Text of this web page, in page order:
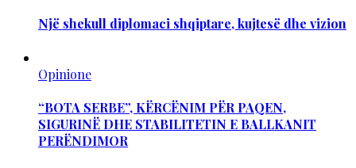
Një shekull diplomaci shqiptare, kujtesë dhe vizion
Opinione
“BOTA SERBE”, KËRCËNIM PËR PAQEN,
SIGURINË DHE STABILITETIN E BALLKANIT
PERËNDIMOR